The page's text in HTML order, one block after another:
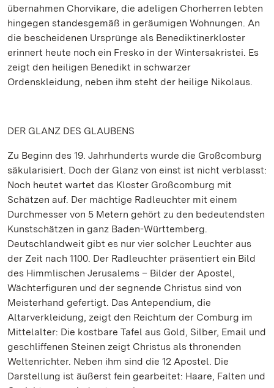
übernahmen Chorvikare, die adeligen Chorherren lebten
hingegen standesgemäß in geräumigen Wohnungen. An
die bescheidenen Ursprünge als Benediktinerkloster
erinnert heute noch ein Fresko in der Wintersakristei. Es
zeigt den heiligen Benedikt in schwarzer
Ordenskleidung, neben ihm steht der heilige Nikolaus.
DER GLANZ DES GLAUBENS
Zu Beginn des 19. Jahrhunderts wurde die Großcomburg
säkularisiert. Doch der Glanz von einst ist nicht verblasst:
Noch heutet wartet das Kloster Großcomburg mit
Schätzen auf. Der mächtige Radleuchter mit einem
Durchmesser von 5 Metern gehört zu den bedeutendsten
Kunstschätzen in ganz Baden-Württemberg.
Deutschlandweit gibt es nur vier solcher Leuchter aus
der Zeit nach 1100. Der Radleuchter präsentiert ein Bild
des Himmlischen Jerusalems – Bilder der Apostel,
Wächterfiguren und der segnende Christus sind von
Meisterhand gefertigt. Das Antependium, die
Altarverkleidung, zeigt den Reichtum der Comburg im
Mittelalter: Die kostbare Tafel aus Gold, Silber, Email und
geschliffenen Steinen zeigt Christus als thronenden
Weltenrichter. Neben ihm sind die 12 Apostel. Die
Darstellung ist äußerst fein gearbeitet: Haare, Falten und